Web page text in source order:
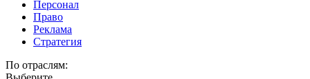
Персонал
Право
Реклама
Стратегия
По отраслям: